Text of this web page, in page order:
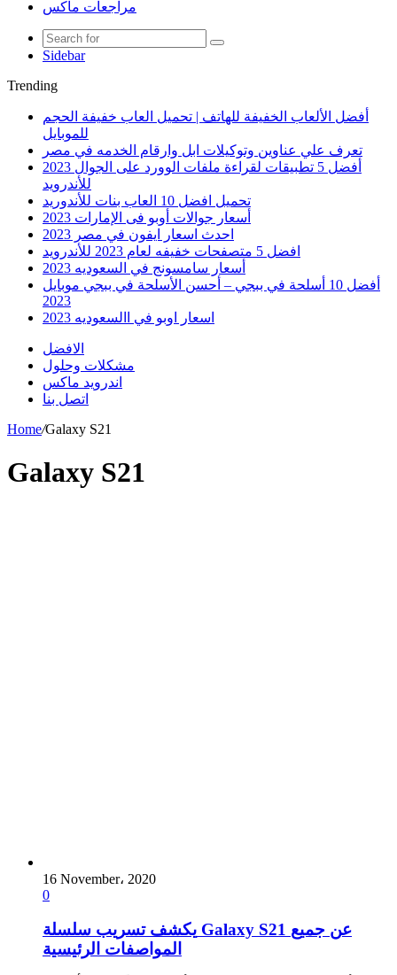
مراجعات ماكس
Sidebar
Trending
أفضل الألعاب الخفيفة للهاتف | تحميل العاب خفيفة الحجم
للموبايل
تعرف علي عناوين وتوكيلات ابل وارقام الخدمه في مصر
أفضل 5 تطبيقات لقراءة ملفات الوورد على الجوال 2023
للأندرويد
تحميل افضل 10 العاب بنات للأندوريد
أسعار جوالات أوبو فى الإمارات 2023
احدث اسعار ايفون في مصر 2023
افضل 5 متصفحات خفيفه لعام 2023 للأندرويد
أسعار سامسونج في السعوديه 2023
أفضل 10 أسلحة في ببجي – أحسن الأسلحة في ببجي موبايل
2023
اسعار اوبو في االسعوديه 2023
الافضل
مشكلات وحلول
اندرويد ماكس
اتصل بنا
Home/Galaxy S21
Galaxy S21
16 November، 2020
0
يكشف تسريب سلسلة Galaxy S21 عن جميع
المواصفات الرئيسية